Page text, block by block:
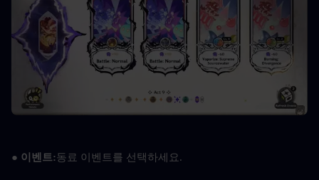
● 이벤트:동료 이벤트를 선택하세요.